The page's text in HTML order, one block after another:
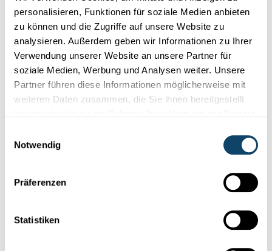
personalisieren, Funktionen für soziale Medien anbieten
zu können und die Zugriffe auf unsere Website zu
analysieren. Außerdem geben wir Informationen zu Ihrer
Verwendung unserer Website an unsere Partner für
soziale Medien, Werbung und Analysen weiter. Unsere
Partner führen diese Informationen möglicherweise mit
weiteren Daten zusammen, die Sie ihnen bereitgestellt
Notwendig
Präferenzen
Statistiken
Die Streichholzschachtel kann sich in 9 deutlich
wie weit sie zu einer Seite (rechts/links) geöffnet ist: ganz